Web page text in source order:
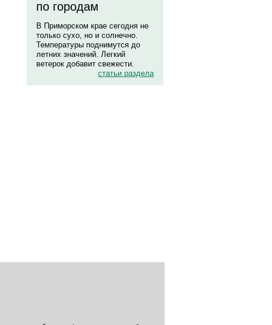
по городам
В Приморском крае сегодня не
только сухо, но и солнечно.
Температуры поднимутся до
летних значений. Легкий
ветерок добавит свежести.
статьи раздела